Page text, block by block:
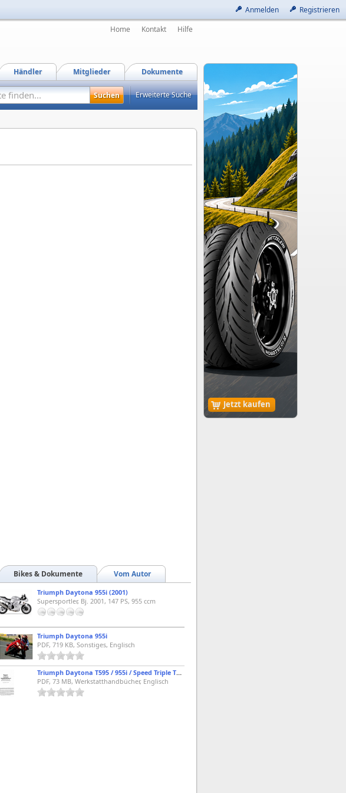
Anmelden Registrieren
Jetzt kaufen
Home Kontakt Hilfe
Dokumente
Mitglieder
Händler
Erweiterte Suche
Vom Autor
Bikes & Dokumente
Triumph Daytona 955i (2001)
Supersportler, Bj. 2001, 147 PS, 955 ccm
Triumph Daytona 955i
PDF, 719 KB, Sonstiges, Englisch
Triumph Daytona T595 / 955i / Speed Triple T509 1998 Service Repair Manual
PDF, 73 MB, Werkstatthandbücher, Englisch